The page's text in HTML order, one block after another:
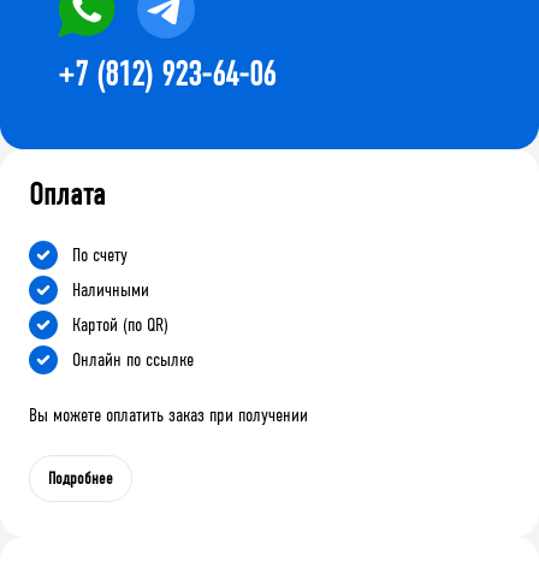
+7 (812) 923-64-06
Оплата
По счету
Наличными
Картой (по QR)
Онлайн по ссылке
Вы можете оплатить заказ при получении
Подробнее